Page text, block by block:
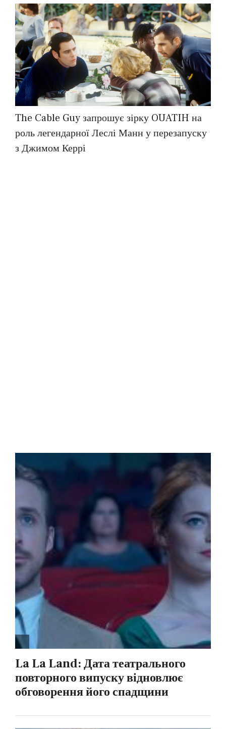
The Cable Guy запрошує зірку OUATIH на
роль легендарної Леслі Манн у перезапуску
з Джимом Керрі